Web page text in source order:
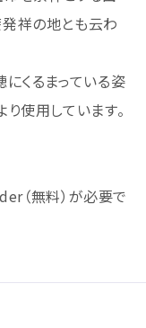
祥の地とも云わ
くるまっている姿
使用しています。
（無料）が必要で